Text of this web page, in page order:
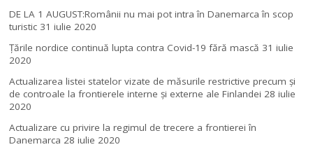
DE LA 1 AUGUST:Românii nu mai pot intra în Danemarca în scop
turistic 31 iulie 2020
Țările nordice continuă lupta contra Covid-19 fără mască 31 iulie
2020
Actualizarea listei statelor vizate de măsurile restrictive precum și
de controale la frontierele interne și externe ale Finlandei 28 iulie
2020
Actualizare cu privire la regimul de trecere a frontierei în
Danemarca 28 iulie 2020